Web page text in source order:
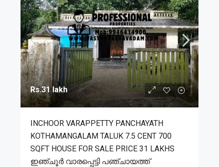
Rs.31 lakh
INCHOOR VARAPPETTY PANCHAYATH
KOTHAMANGALAM TALUK 7.5 CENT 700
SQFT HOUSE FOR SALE PRICE 31 LAKHS
ഇഞ്ചൂർ വാരപ്പെട്ടി പഞ്ചായത്ത്